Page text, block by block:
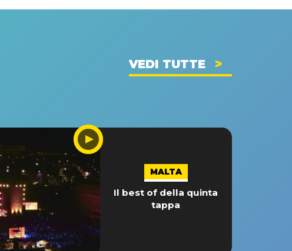
VEDI TUTTE
MALTA
Il best of della quinta
tappa